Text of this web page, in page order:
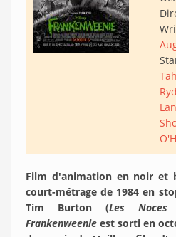
Film d'animation en noir et
court-métrage de 1984 en
Tim Burton (Les Noces
Frankenweenie est sorti en